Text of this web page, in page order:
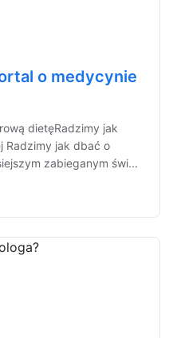
o medycynie
dietęRadzimy jak
Radzimy jak dbać o
zabieganym świ...